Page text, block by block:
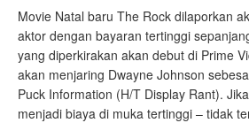
Movie Natal baru The Rock dilaporkan
aktor dengan bayaran tertinggi
yang diperkirakan akan debut di Prime
akan menjaring Dwayne Johnson
Puck Information (H/T Display Rant).
menjadi biaya di muka tertinggi – tidak